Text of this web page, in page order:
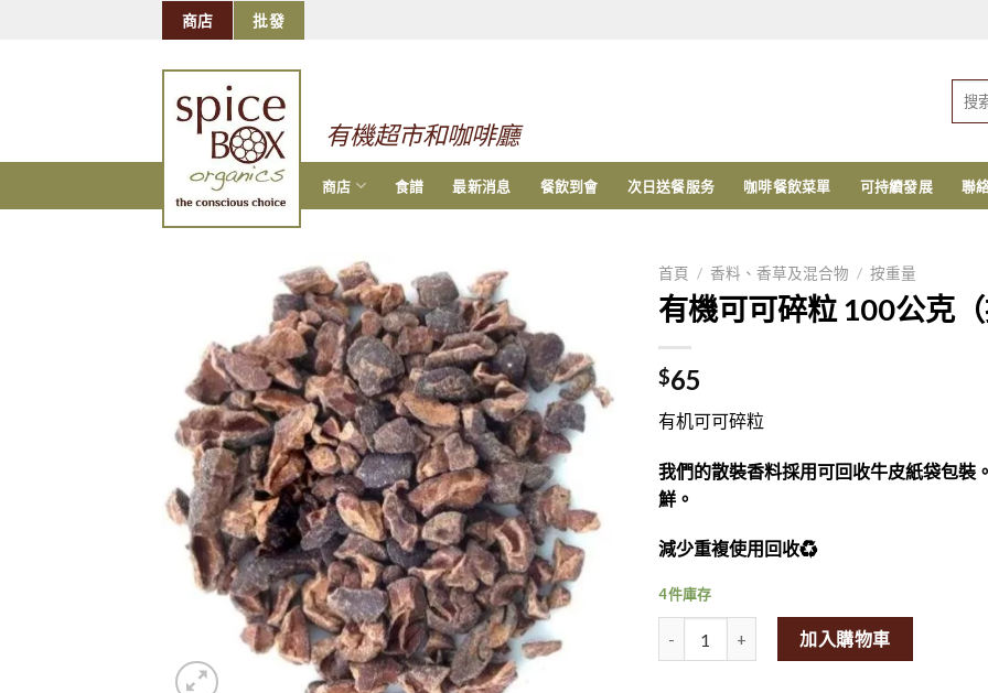
商店 批發
有機超市和咖啡廳
索：
商店 食譜 最新消息 餐飲到會 次日送餐服务 咖啡餐飲菜單 可持續發展 聯
首頁 / 香料、香草及混合物 / 按重量
有機可可碎粒 100公克（
$65
有机可可碎粒
我們的散裝香料採用可回收牛皮紙袋包裝
鮮。
減少重複使用回收♻️
4 件庫存
Organic Cacao Nibs 100g (By Weight)量
加入購物車